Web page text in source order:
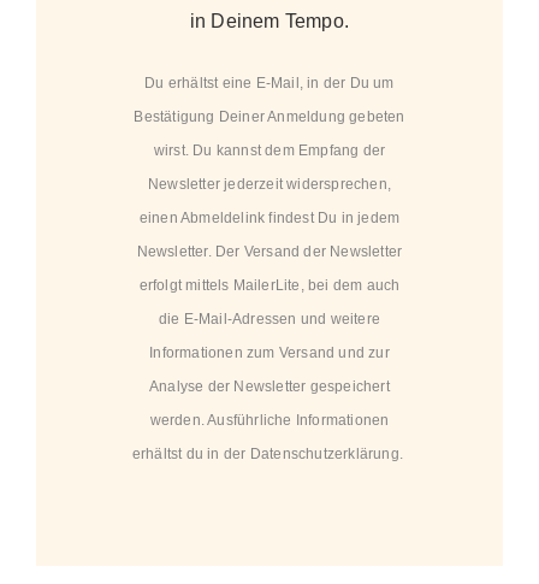
in Deinem Tempo.
Du erhältst eine E-Mail, in der Du um
Bestätigung Deiner Anmeldung gebeten
wirst. Du kannst dem Empfang der
Newsletter jederzeit widersprechen,
einen Abmeldelink findest Du in jedem
Newsletter. Der Versand der Newsletter
erfolgt mittels MailerLite, bei dem auch
die E-Mail-Adressen und weitere
Informationen zum Versand und zur
Analyse der Newsletter gespeichert
werden. Ausführliche Informationen
erhältst du in der Datenschutzerklärung.